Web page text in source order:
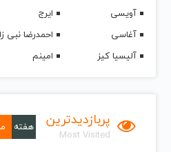
آویسی
ایرج
آغاسی
احمدرضا نبی
آلیسیا کیز
امینم
پربازدیدترین
Most Visited
هفته